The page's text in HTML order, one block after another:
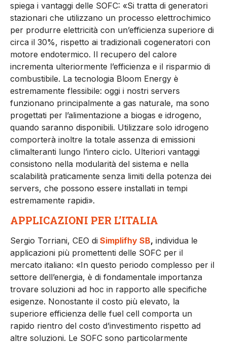
spiega i vantaggi delle SOFC: «Si tratta di generatori
stazionari che utilizzano un processo elettrochimico
per produrre elettricità con un’efficienza superiore di
circa il 30%, rispetto ai tradizionali cogeneratori con
motore endotermico. Il recupero del calore
incrementa ulteriormente l’efficienza e il risparmio di
combustibile. La tecnologia Bloom Energy è
estremamente flessibile: oggi i nostri servers
funzionano principalmente a gas naturale, ma sono
progettati per l’alimentazione a biogas e idrogeno,
quando saranno disponibili. Utilizzare solo idrogeno
comporterà inoltre la totale assenza di emissioni
climalteranti lungo l’intero ciclo. Ulteriori vantaggi
consistono nella modularità del sistema e nella
scalabilità praticamente senza limiti della potenza dei
servers, che possono essere installati in tempi
estremamente rapidi».
APPLICAZIONI PER L’ITALIA
Sergio Torriani, CEO di Simplifhy SB, individua le
applicazioni più promettenti delle SOFC per il
mercato italiano: «In questo periodo complesso per il
settore dell’energia, è di fondamentale importanza
trovare soluzioni ad hoc in rapporto alle specifiche
esigenze. Nonostante il costo più elevato, la
superiore efficienza delle fuel cell comporta un
rapido rientro del costo d’investimento rispetto ad
altre soluzioni. Le SOFC sono particolarmente